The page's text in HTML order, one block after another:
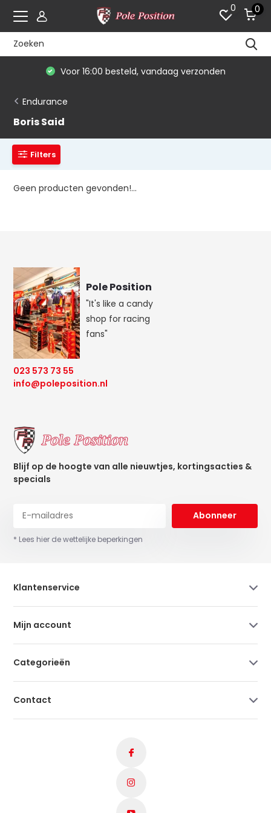
0 0
Voor 16:00 besteld, vandaag verzonden
Endurance
Boris Said
Filters
Geen producten gevonden!...
Pole Position
"It's like a candy
shop for racing
fans"
023 573 73 55
info@poleposition.nl
Blijf op de hoogte van alle nieuwtjes, kortingsacties &
specials
Abonneer
* Lees hier de wettelijke beperkingen
Klantenservice
Mijn account
Categorieën
Contact